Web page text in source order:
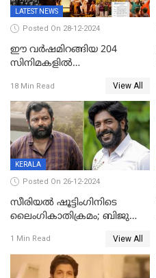
LATEST NEWS
Posted On 28-12-2024
ഈ വർഷമിറങ്ങിയ 204
സിനിമകളിൽ
ചിത്രങ്ങൾ; 2024ൽ സിനിമാ
വ്യവസായത്തിന് നഷ്ടം 700
കോടി; അഭിനേതാക്കൾ
പ്രതിഫലം കുറയ്ക്കണമെന്നും
നിർമാതാക്കളുടെ സംഘടന
18 Min Read View All
KERALA
Posted On 26-12-2024
സീരിയല്‍ ഷൂട്ടിംഗിനിടെ
ലൈംഗികാതിക്രമം; ബിജു
ശ്രീകുമാറിനുമെതിരെ കേസ്
1 Min Read View All